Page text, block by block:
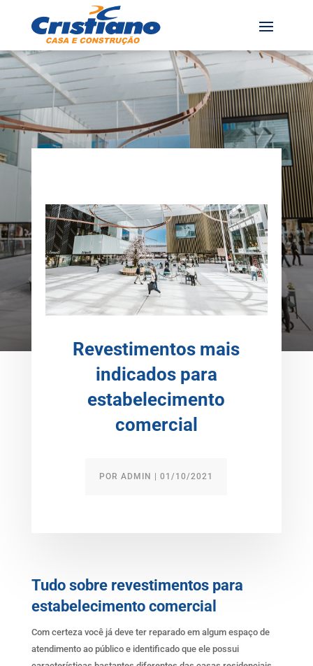
Revestimentos mais
indicados para
estabelecimento
comercial
PORADMIN |01/10/2021
Tudo sobre revestimentos para
estabelecimento comercial
Com certeza você já deve ter reparado em algum espaço de
atendimento ao público e identificado que ele possui